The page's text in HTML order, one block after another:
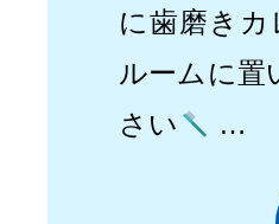
に歯磨き
ルームに置
さい
…